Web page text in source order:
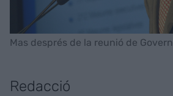
Mas després de la reunió de Govern
Redacció